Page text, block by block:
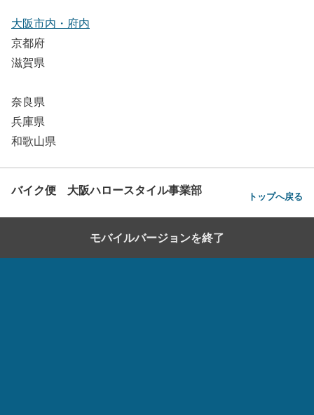
大阪市内・府内
京都府
滋賀県
奈良県
兵庫県
和歌山県
バイク便 大阪ハロースタイル事業部 トップへ戻る
モバイルバージョンを終了